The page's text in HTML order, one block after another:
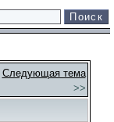
Следующая тема
>>